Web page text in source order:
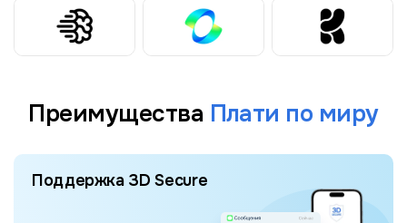
Преимущества Плати по миру
Поддержка 3D Secure